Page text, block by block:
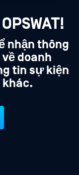
nhận thông
doanh
tin sự kiện
khác.